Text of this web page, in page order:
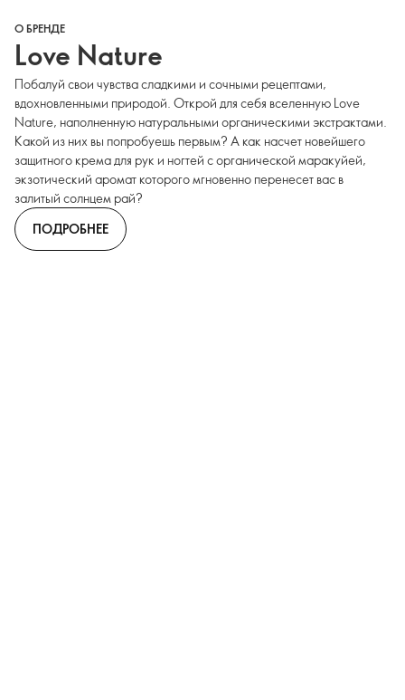
О БРЕНДЕ
Love Nature
Побалуй свои чувства сладкими и сочными рецептами,
вдохновленными природой. Открой для себя вселенную Love
Nature, наполненную натуральными органическими экстрактами.
Какой из них вы попробуешь первым? А как насчет новейшего
защитного крема для рук и ногтей с органической маракуйей,
экзотический аромат которого мгновенно перенесет вас в
залитый солнцем рай?
ПОДРОБНЕЕ